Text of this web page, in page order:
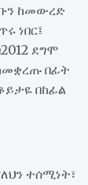
ከመውረድ
ነበር፤
ደግሞ
በፊት
በከፊል
ተሰሚነት፣